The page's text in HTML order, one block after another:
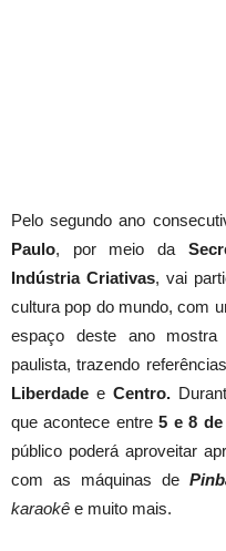
Pelo segundo ano
Paulo, por meio da
Indústria Criativas, vai
cultura pop do mundo, com
espaço deste ano
paulista, trazendo
Liberdade e Centro.
que acontece entre5 e 8
público poderá aproveitar
com as máquinas de
karaokê e muito mais.